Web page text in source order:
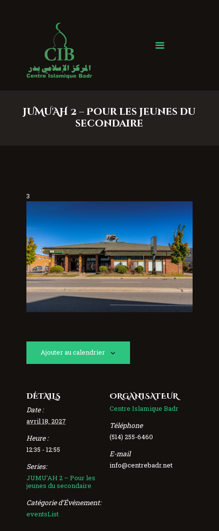
JUMU'AH 2 – Pour les jeunes du
secondaire
Centre Islamique Badr
Accueil
À propos
Services
Faire un don
3
Ajouter au calendrier
DÉTAILS
Date :
avril 18, 2027
Heure :
12:35 - 12:55
Series:
JUMU’AH 2 – Pour les
jeunes du secondaire
Catégorie d’Évènement:
eventsList
ORGANISATEUR
Centre Islamique Badr
Téléphone
(514) 255-6460
E-mail
info@centrebadr.net